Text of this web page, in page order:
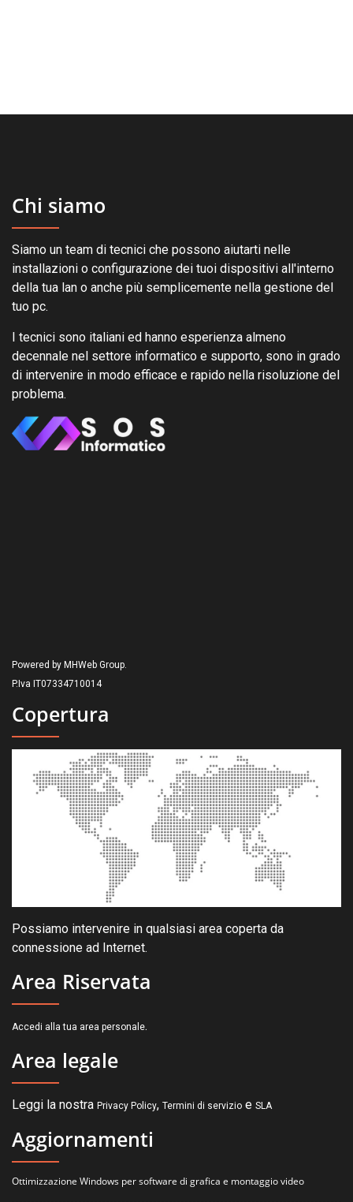
Chi siamo
Siamo un team di tecnici che possono aiutarti nelle
installazioni o configurazione dei tuoi dispositivi all'interno
della tua lan o anche più semplicemente nella gestione del
tuo pc.
I tecnici sono italiani ed hanno esperienza almeno
decennale nel settore informatico e supporto, sono in grado
di intervenire in modo efficace e rapido nella risoluzione del
problema.
Powered by MHWeb Group.
P.Iva IT07334710014
Copertura
Possiamo intervenire in qualsiasi area coperta da
connessione ad Internet.
Area Riservata
Accedi alla tua area personale.
Area legale
Leggi la nostra Privacy Policy, Termini di servizio e SLA
Aggiornamenti
Ottimizzazione Windows per software di grafica e montaggio video